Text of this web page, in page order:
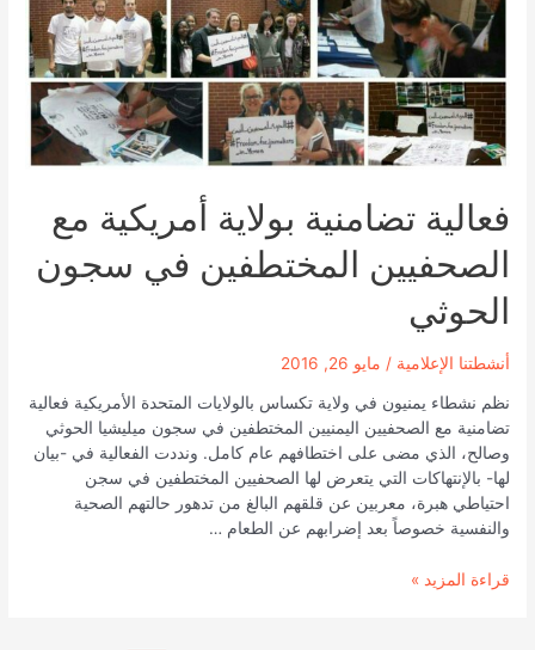
فعالية تضامنية بولاية أمريكية مع
الصحفيين المختطفين في سجون
الحوثي
أنشطتنا الإعلامية / مايو 26, 2016
نظم نشطاء يمنيون في ولاية تكساس بالولايات المتحدة الأمريكية فعالية
تضامنية مع الصحفيين اليمنيين المختطفين في سجون ميليشيا الحوثي
وصالح، الذي مضى على اختطافهم عام كامل. ونددت الفعالية في -بيان
لها- بالإنتهاكات التي يتعرض لها الصحفيين المختطفين في سجن
احتياطي هبرة، معربين عن قلقهم البالغ من تدهور حالتهم الصحية
والنفسية خصوصاً بعد إضرابهم عن الطعام …
فعالية
قراءة المزيد »